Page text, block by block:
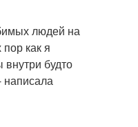
людей на
как я
будто
написала